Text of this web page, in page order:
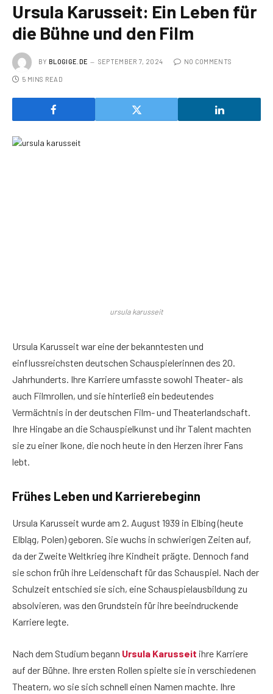
Ursula Karusseit: Ein Leben für
die Bühne und den Film
BY BLOGIGE.DE SEPTEMBER 7, 2024 NO COMMENTS
5 MINS READ
ursula karusseit
Ursula Karusseit war eine der bekanntesten und
einflussreichsten deutschen Schauspielerinnen des 20.
Jahrhunderts. Ihre Karriere umfasste sowohl Theater- als
auch Filmrollen, und sie hinterließ ein bedeutendes
Vermächtnis in der deutschen Film- und Theaterlandschaft.
Ihre Hingabe an die Schauspielkunst und ihr Talent machten
sie zu einer Ikone, die noch heute in den Herzen ihrer Fans
lebt.
Frühes Leben und Karrierebeginn
Ursula Karusseit wurde am 2. August 1939 in Elbing (heute
Elbląg, Polen) geboren. Sie wuchs in schwierigen Zeiten auf,
da der Zweite Weltkrieg ihre Kindheit prägte. Dennoch fand
sie schon früh ihre Leidenschaft für das Schauspiel. Nach der
Schulzeit entschied sie sich, eine Schauspielausbildung zu
absolvieren, was den Grundstein für ihre beeindruckende
Karriere legte.
Nach dem Studium begann Ursula Karusseit ihre Karriere
auf der Bühne. Ihre ersten Rollen spielte sie in verschiedenen
Theatern, wo sie sich schnell einen Namen machte. Ihre